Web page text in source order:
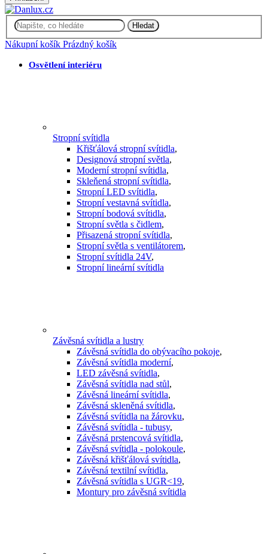
Hledat
Nákupní košík Prázdný košík
Osvětlení interiéru
Stropní svítidla
Křišťálová stropní svítidla,
Designová stropní světla,
Moderní stropní svítidla,
Skleňená stropní svítidla,
Stropní LED svítidla,
Stropní vestavná svítidla,
Stropní bodová svítidla,
Stropní světla s čidlem,
Přisazená stropní svítidla,
Stropní světla s ventilátorem,
Stropní svítidla 24V,
Stropní lineární svítidla
Závěsná svítidla a lustry
Závěsná svítidla do obývacího pokoje,
Závěsná svítidla moderní,
LED závěsná svítidla,
Závěsná svítidla nad stůl,
Závěsná lineární svítidla,
Závěsná skleněná svítidla,
Závěsná svítidla na žárovku,
Závěsná svítidla - tubusy,
Závěsná prstencová svítidla,
Závěsná svítidla - polokoule,
Závěsná křišťálová svítidla,
Závěsná textilní svítidla,
Závěsná svítidla s UGR<19,
Montury pro závěsná svítidla